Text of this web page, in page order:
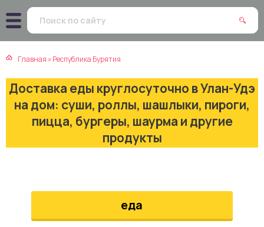
Главная »Республика Бурятия
Доставка еды круглосуточно в Улан-Удэ
на дом: суши, роллы, шашлыки, пироги,
пицца, бургеры, шаурма и другие
продукты
еда
кухня
кухня
кухня